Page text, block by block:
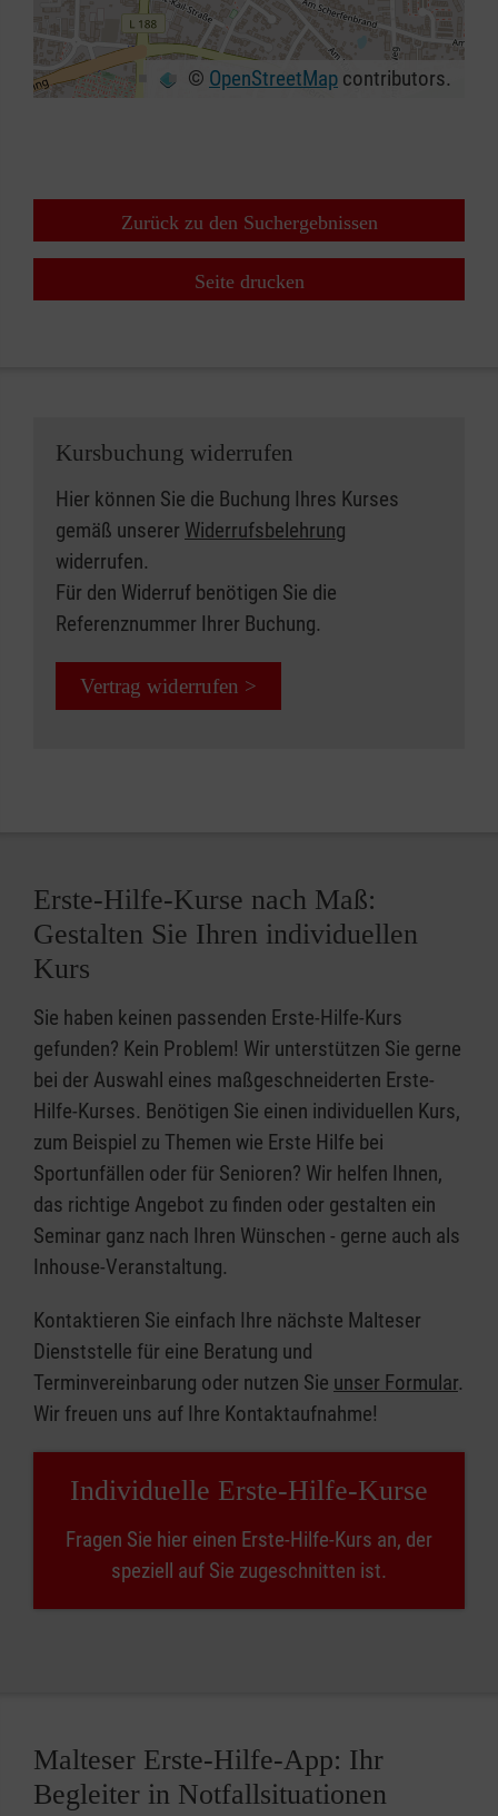
© OpenStreetMap contributors.
Zurück zu den Suchergebnissen
Seite drucken
Kursbuchung widerrufen
Hier können Sie die Buchung Ihres Kurses
gemäß unserer Widerrufsbelehrung
widerrufen.
Für den Widerruf benötigen Sie die
Referenznummer Ihrer Buchung.
Vertrag widerrufen >
Erste-Hilfe-Kurse nach Maß:
Gestalten Sie Ihren individuellen
Kurs
Sie haben keinen passenden Erste-Hilfe-Kurs
gefunden? Kein Problem! Wir unterstützen Sie gerne
bei der Auswahl eines maßgeschneiderten Erste-
Hilfe-Kurses. Benötigen Sie einen individuellen Kurs,
zum Beispiel zu Themen wie Erste Hilfe bei
Sportunfällen oder für Senioren? Wir helfen Ihnen,
das richtige Angebot zu finden oder gestalten ein
Seminar ganz nach Ihren Wünschen - gerne auch als
Inhouse-Veranstaltung.
Kontaktieren Sie einfach Ihre nächste Malteser
Dienststelle für eine Beratung und
Terminvereinbarung oder nutzen Sie unser Formular.
Wir freuen uns auf Ihre Kontaktaufnahme!
Individuelle Erste-Hilfe-Kurse
Fragen Sie hier einen Erste-Hilfe-Kurs an, der
speziell auf Sie zugeschnitten ist.
Malteser Erste-Hilfe-App: Ihr
Begleiter in Notfallsituationen